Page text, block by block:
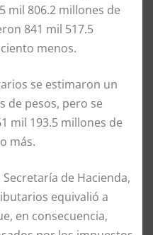
mil 806.2 millones de
841 mil 517.5
menos.
se estimaron un
de pesos, pero se
mil 193.5 millones de
más.
de Hacienda,
equivalió a
en consecuencia,